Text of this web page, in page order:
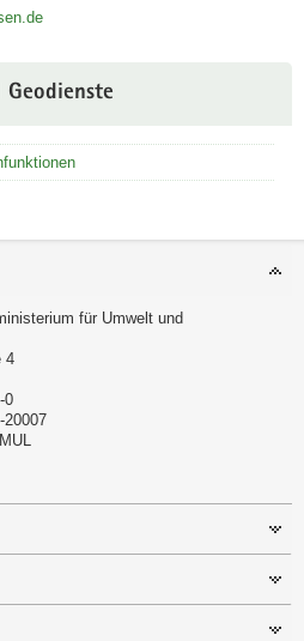
für Umwelt und
4
0
20007